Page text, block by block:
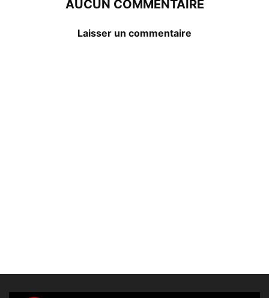
AUCUN COMMENTAIRE
Laisser un commentaire